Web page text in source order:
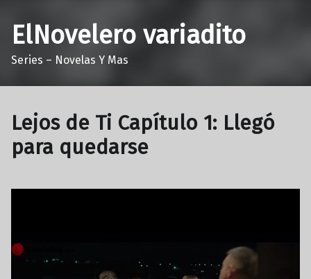
ElNovelero variadito
Series – Novelas Y Mas
Lejos de Ti Capítulo 1: Llegó
para quedarse